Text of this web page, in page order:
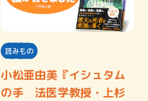
読みもの
小松亜由美『イシュタム
の手 法医学教授・上杉